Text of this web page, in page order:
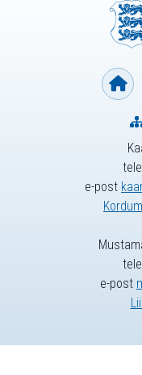
e-post
e-post